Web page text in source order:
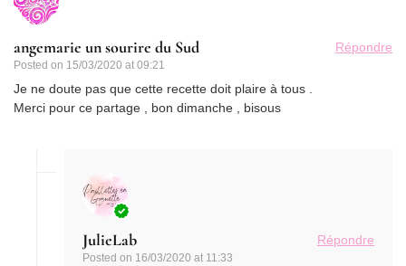
angemarie un sourire du Sud
Posted on 15/03/2020 at 09:21
Répondre
Je ne doute pas que cette recette doit plaire à tous .
Merci pour ce partage , bon dimanche , bisous
JulieLab
Posted on 16/03/2020 at 11:33
Répondre